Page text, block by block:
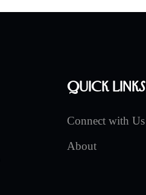
Quick Links
Connect with Us
About